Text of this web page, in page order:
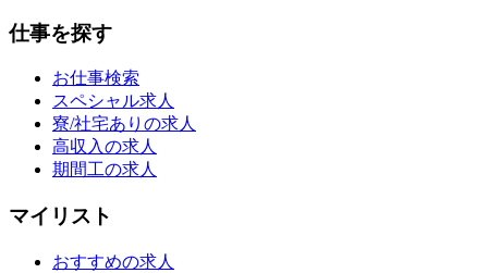
仕事を探す
お仕事検索
スペシャル求人
寮/社宅ありの求人
高収入の求人
期間工の求人
マイリスト
おすすめの求人